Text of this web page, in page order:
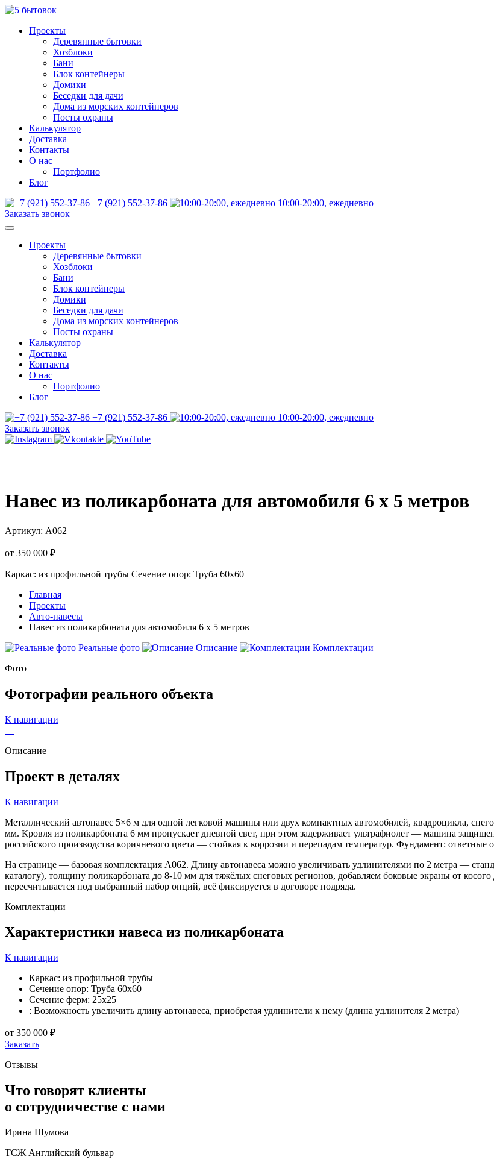
Проекты
Деревянные бытовки
Хозблоки
Бани
Блок контейнеры
Домики
Беседки для дачи
Дома из морских контейнеров
Посты охраны
Калькулятор
Доставка
Контакты
О нас
Портфолио
Блог
+7 (921) 552-37-86
10:00-20:00, ежедневно
Заказать звонок
Проекты
Деревянные бытовки
Хозблоки
Бани
Блок контейнеры
Домики
Беседки для дачи
Дома из морских контейнеров
Посты охраны
Калькулятор
Доставка
Контакты
О нас
Портфолио
Блог
+7 (921) 552-37-86
10:00-20:00, ежедневно
Заказать звонок
Навес из поликарбоната для автомобиля 6 х 5 метров
Артикул: А062
от 350 000 ₽
Каркас: из профильной трубы Сечение опор: Труба 60х60
Главная
Проекты
Авто-навесы
Навес из поликарбоната для автомобиля 6 х 5 метров
Реальные фото
Описание
Комплектации
Фото
Фотографии реального объекта
К навигации
Описание
Проект в деталях
К навигации
Металлический автонавес 5×6 м для одной легковой машины или двух компактных автомобилей, квадроцикла,
мм. Кровля из поликарбоната 6 мм пропускает дневной свет, при этом задерживает ультрафиолет — машина
российского производства коричневого цвета — стойкая к коррозии и перепадам температур. Фундамент:
На странице — базовая комплектация А062. Длину автонавеса можно увеличивать удлинителями по 2 метра —
каталогу), толщину поликарбоната до 8-10 мм для тяжёлых снеговых регионов, добавляем боковые экраны от
пересчитывается под выбранный набор опций, всё фиксируется в договоре подряда.
Комплектации
Характеристики навеса из поликарбоната
К навигации
Каркас: из профильной трубы
Сечение опор: Труба 60х60
Сечение ферм: 25х25
: Возможность увеличить длину автонавеса, приобретая удлинители к нему (длина удлинителя 2 метра)
от 350 000 ₽
Заказать
Отзывы
Что говорят клиенты
о сотрудничестве с нами
Ирина Шумова
ТСЖ Английский бульвар